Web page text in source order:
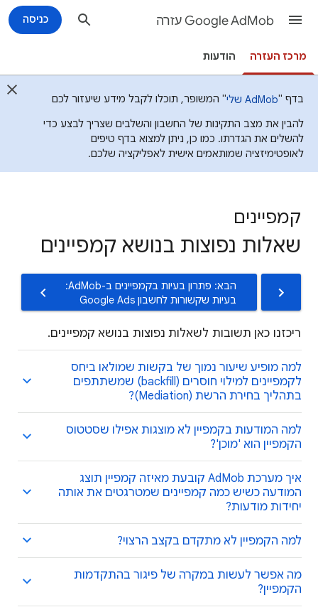
Google AdMob עזרה כניסה
מרכז העזרה הודעות
בדף "AdMob שלי
" המשופר, תוכלו לקבל מידע שיעזור לכם
להבין את מצב התקינות של החשבון והשלבים שצריך לבצע כדי
להשלים את הגדרתו. כמו כן, ניתן למצוא בדף טיפים
לאופטימיזציה שמותאמים אישית לאפליקציה שלכם.
קמפיינים
שאלות נפוצות בנושא קמפיינים
הבא: פתרון בעיות בקמפיינים ב-AdMob:
בעיות שקשורות לחשבון Google Ads
ריכזנו כאן תשובות לשאלות נפוצות בנושא קמפיינים.
למה מופיע שיעור נמוך של בקשות שמולאו ביחס
לקמפיינים למילוי חוסרים (backfill) שמשתתפים
בתהליך בחירת הרשת (Mediation)?
למה המודעות בקמפיין לא מוצגות אפילו שסטטוס
הקמפיין הוא 'מוכן'?
איך מערכת AdMob קובעת מאיזה קמפיין תוצג
המודעה כשיש כמה קמפיינים שמטרגטים את אותה
יחידות מודעות?
למה הקמפיין לא מתקדם בקצב הרצוי?
מה אפשר לעשות במקרה של פיגור בהתקדמות
הקמפיין?